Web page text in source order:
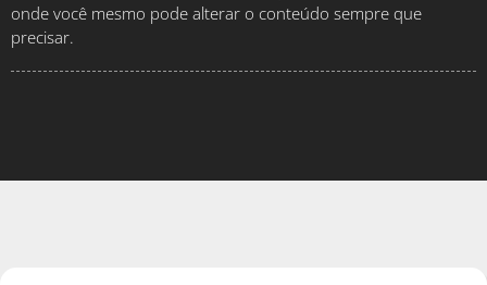
onde você mesmo pode alterar o conteúdo sempre que
precisar.